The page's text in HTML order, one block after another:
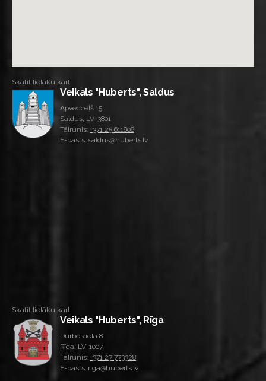
Skatīt lielāku karti
Veikals "Huberts", Saldus
Apvedceļš 15
Saldus, LV-3801
Tālrunis: +371 25 611808
E-pasts: saldus@huberts.lv
Skatīt lielāku karti
Veikals "Huberts", Rīga
Durbes iela 8
Rīga, LV-1007
Tālrunis: +371 27 773328
E-pasts: riga@huberts.lv